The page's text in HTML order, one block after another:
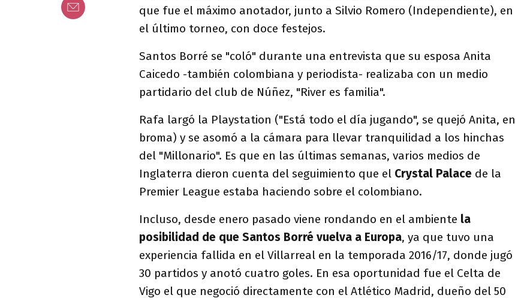
que fue el máximo anotador, junto a Silvio Romero (Independiente), en
el último torneo, con doce festejos.
Santos Borré se "coló" durante una entrevista que su esposa Anita
Caicedo -también colombiana y periodista- realizaba con un medio
partidario del club de Núñez, "River es familia".
Rafa largó la Playstation ("Está todo el día jugando", se quejó Anita, en
broma) y se asomó a la cámara para llevar tranquilidad a los hinchas
del "Millonario". Es que en las últimas semanas, varios medios de
Inglaterra dieron cuenta del seguimiento que el Crystal Palace de la
Premier League estaba haciendo sobre el colombiano.
Incluso, desde enero pasado viene rondando en el ambiente la
posibilidad de que Santos Borré vuelva a Europa, ya que tuvo una
experiencia fallida en el Villarreal en la temporada 2016/17, donde jugó
30 partidos y anotó cuatro goles. En esa oportunidad fue el Celta de
Vigo el que negoció directamente con el Atlético Madrid, dueño del 50